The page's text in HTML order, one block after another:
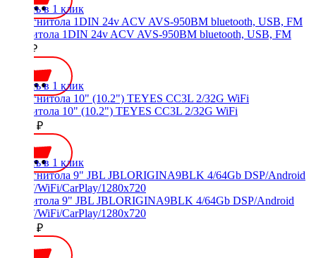
Купить в 1 клик
Магнитола 1DIN 24v ACV AVS-950BM bluetooth, USB, FM
4000 ₽
Купить в 1 клик
Магнитола 10" (10.2") TEYES CC3L 2/32G WiFi
16500 ₽
Купить в 1 клик
Магнитола 9" JBL JBLORIGINA9BLK 4/64Gb DSP/Android
10/BT/WiFi/CarPlay/1280x720
20000 ₽